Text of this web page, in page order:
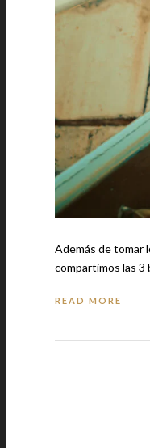
Además de tomar los
READ MORE